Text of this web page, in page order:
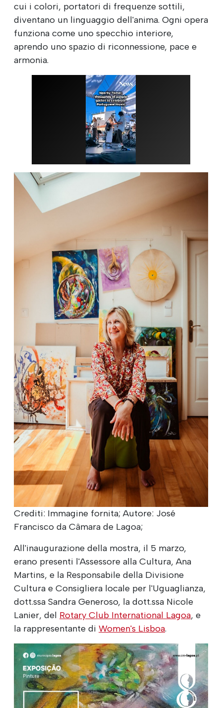
cui i colori, portatori di frequenze sottili,
diventano un linguaggio dell'anima. Ogni opera
funziona come uno specchio interiore,
aprendo uno spazio di riconnessione, pace e
armonia.
Crediti: Immagine fornita; Autore: José
Francisco da Câmara de Lagoa;
All'inaugurazione della mostra, il 5 marzo,
erano presenti l'Assessore alla Cultura, Ana
Martins, e la Responsabile della Divisione
Cultura e Consigliera locale per l'Uguaglianza,
dott.ssa Sandra Generoso, la dott.ssa Nicole
Lanier, del Rotary Club International Lagoa, e
la rappresentante di Women's Lisboa.